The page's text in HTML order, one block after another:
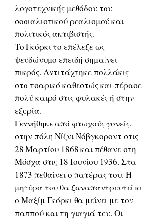
λογοτεχνικής μεθόδου του
σοσιαλιστικού ρεαλισμού και
πολιτικός ακτιβιστής.
Το Γκόρκι το επέλεξε ως
ψευδώνυμο επειδή σημαίνει
πικρός. Αντιτάχτηκε πολλάκις
στο τσαρικό καθεστώς και πέρασε
πολύ καιρό στις φυλακές ή στην
εξορία.
Γεννήθηκε από φτωχούς γονείς,
στην πόλη Νίζνι Νόβγκοροντ στις
28 Μαρτίου 1868 και πέθανε στη
Μόσχα στις 18 Ιουνίου 1936. Στα
1873 πεθαίνει ο πατέρας του. Η
μητέρα του θα ξαναπαντρευτεί κι
ο Μαξίμ Γκόρκι θα μείνει με τον
παππού και τη γιαγιά του. Οι